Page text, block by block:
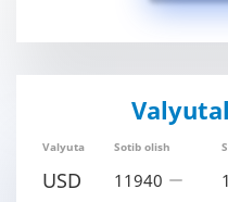
Valyuta Sotib olish
USD 11940